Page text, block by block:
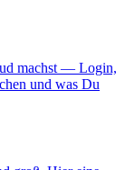
machst — Login,
und was Du